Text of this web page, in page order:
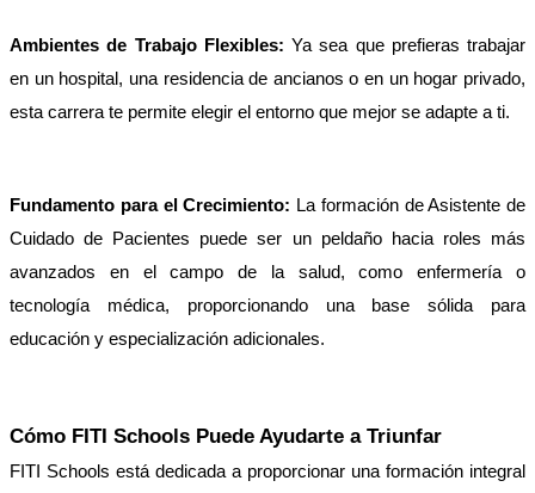
Ambientes de Trabajo Flexibles: Ya sea que prefieras trabajar
en un hospital, una residencia de ancianos o en un hogar privado,
esta carrera te permite elegir el entorno que mejor se adapte a ti.
Fundamento para el Crecimiento: La formación de Asistente de
Cuidado de Pacientes puede ser un peldaño hacia roles más
avanzados en el campo de la salud, como enfermería o
tecnología médica, proporcionando una base sólida para
educación y especialización adicionales.
Cómo FITI Schools Puede Ayudarte a Triunfar
FITI Schools está dedicada a proporcionar una formación integral